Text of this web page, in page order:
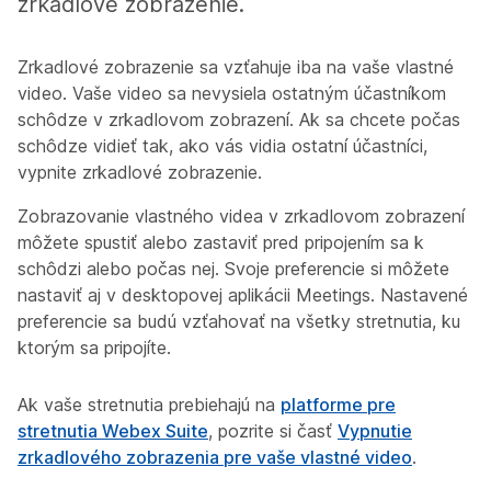
Zrkadlové zobrazenie sa vzťahuje iba na vaše vlastné
video. Vaše video sa nevysiela ostatným účastníkom
schôdze v zrkadlovom zobrazení. Ak sa chcete počas
schôdze vidieť tak, ako vás vidia ostatní účastníci,
vypnite zrkadlové zobrazenie.
Zobrazovanie vlastného videa v zrkadlovom zobrazení
môžete spustiť alebo zastaviť pred pripojením sa k
schôdzi alebo počas nej. Svoje preferencie si môžete
nastaviť aj v desktopovej aplikácii Meetings. Nastavené
preferencie sa budú vzťahovať na všetky stretnutia, ku
ktorým sa pripojíte.
Ak vaše stretnutia prebiehajú na platforme pre
stretnutia Webex Suite, pozrite si časť Vypnutie
zrkadlového zobrazenia pre vaše vlastné video.